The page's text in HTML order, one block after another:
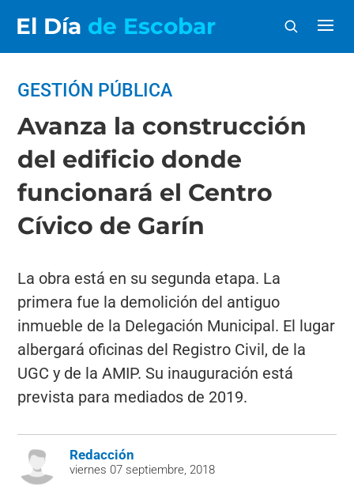
El Día de Escobar
GESTIÓN PÚBLICA
Avanza la construcción
del edificio donde
funcionará el Centro
Cívico de Garín
La obra está en su segunda etapa. La
primera fue la demolición del antiguo
inmueble de la Delegación Municipal. El lugar
albergará oficinas del Registro Civil, de la
UGC y de la AMIP. Su inauguración está
prevista para mediados de 2019.
Redacción
viernes 07 septiembre, 2018